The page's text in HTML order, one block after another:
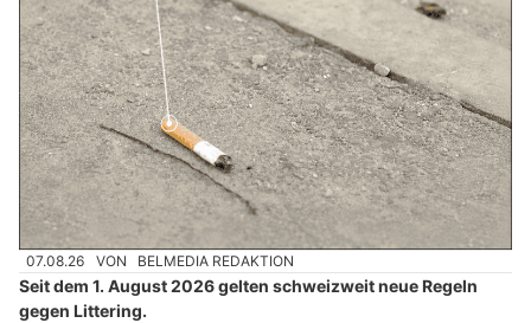
07.08.26 VON BELMEDIA REDAKTION
Seit dem 1. August 2026 gelten schweizweit neue Regeln
gegen Littering.